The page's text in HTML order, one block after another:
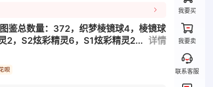
鉴总数量：372，织梦棱镜球4，棱镜球
，S2炫彩精灵6，S1炫彩精灵2... 详情
我要买
我要卖
联系客服